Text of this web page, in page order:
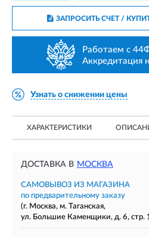
ЗАПРОСИТЬ СЧЕТ /
Работаем с
Аккредитация
Узнать о снижении цены
ХАРАКТЕРИСТИКИ
ДОСТАВКА В МОСКВА
САМОВЫВОЗ ИЗ МАГАЗИНА
по предварительному заказу
(г. Москва, м. Таганская,
ул. Большие Каменщики, д. 6, стр.